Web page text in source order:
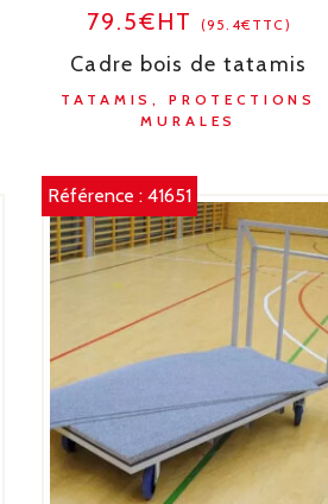
79.5€HT (95.4€TTC)
Cadre bois de tatamis
TATAMIS, PROTECTIONS
MURALES
Référence : 41651